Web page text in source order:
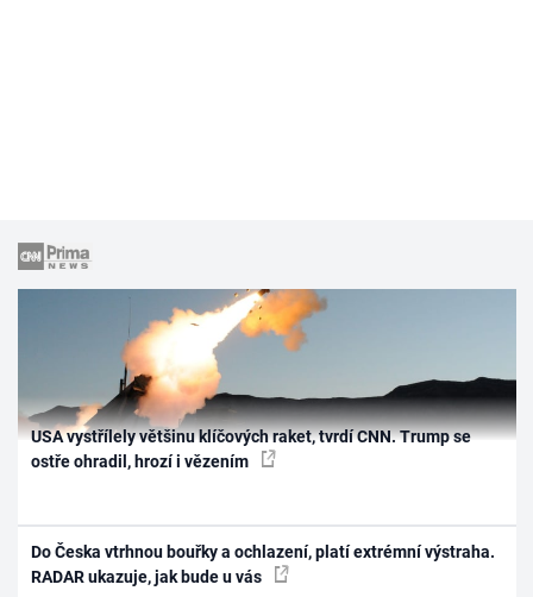
USA vystřílely většinu klíčových raket, tvrdí CNN. Trump se
ostře ohradil, hrozí i vězením
Do Česka vtrhnou bouřky a ochlazení, platí extrémní výstraha.
RADAR ukazuje, jak bude u vás